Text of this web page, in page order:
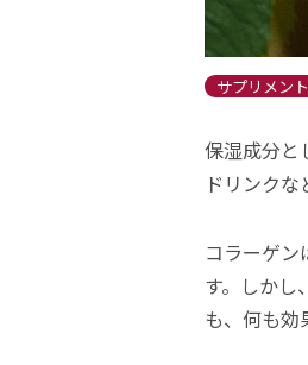
サプリメント
保湿成分と
ドリンクな
コラーゲ
す。しかし
も、何も効